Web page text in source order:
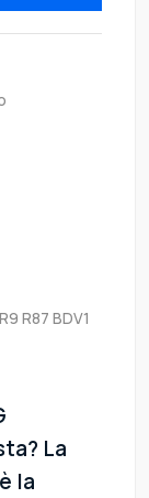
R87 BDV1
La
la